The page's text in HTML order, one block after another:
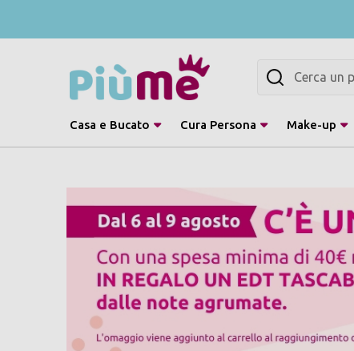
Cerca
Casa e Bucato Cura Persona Make-up